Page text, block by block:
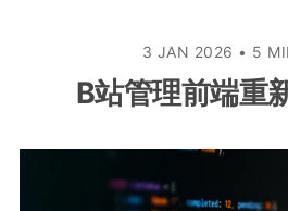
3 JAN 2026 • 5
B站管理前端重